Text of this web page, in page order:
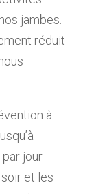
jambes.
réduit
à
par jour
et les